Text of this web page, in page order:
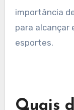
competições.
consistente
métricas de
importância